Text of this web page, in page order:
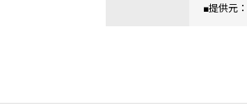
■提供元